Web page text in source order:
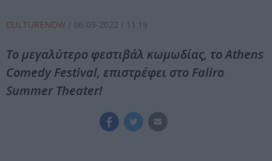
CULTURENOW / 06-09-2022 / 11:19
To μεγαλύτερο φεστιβάλ κωμωδίας, το Athens
Comedy Festival, επιστρέφει στο Faliro
Summer Theater!